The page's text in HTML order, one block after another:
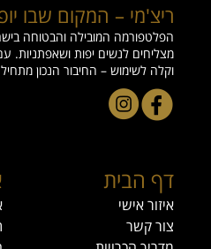
דף הבית
איזור אישי
צור קשר
ריצ'מי – המקום שבו
הפלטפורמה המובילה והבטוחה
מצליחים לנשים יפות ושאפתניות.
וקלה לשימוש – החיבור הנכון